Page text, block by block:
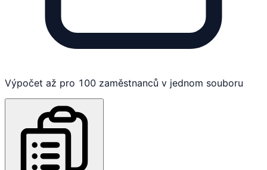
Výpočet až pro 100 zaměstnanců v jednom souboru